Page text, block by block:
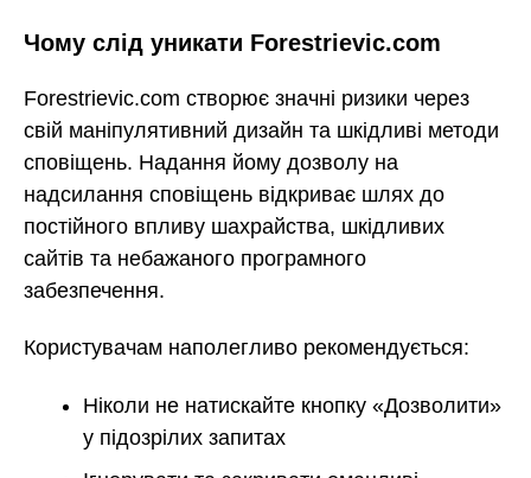
Чому слід уникати Forestrievic.com
Forestrievic.com створює значні ризики через
свій маніпулятивний дизайн та шкідливі методи
сповіщень. Надання йому дозволу на
надсилання сповіщень відкриває шлях до
постійного впливу шахрайства, шкідливих
сайтів та небажаного програмного
забезпечення.
Користувачам наполегливо рекомендується:
Ніколи не натискайте кнопку «Дозволити»
у підозрілих запитах